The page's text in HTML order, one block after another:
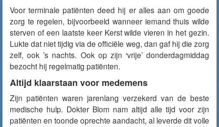
Voor terminale patiënten deed hij er alles aan om goede
zorg te regelen, bijvoorbeeld wanneer iemand thuis wilde
sterven of een laatste keer Kerst wilde vieren in het gezin.
Lukte dat niet tijdig via de officiële weg, dan gaf hij die zorg
zelf, ook ’s nachts. Ook op zijn ‘vrije’ donderdagmiddag
bezocht hij regelmatig patiënten.
Altijd klaarstaan voor medemens
Zijn patiënten waren jarenlang verzekerd van de beste
medische hulp. Dokter Blom nam altijd alle tijd voor zijn
patiënten en toonde oprechte aandacht, al leverde dit volle